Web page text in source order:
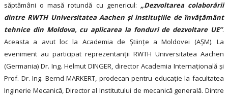
săptămâni o masă rotundă cu genericul: „Dezvoltarea colaborării
dintre RWTH Universitatea Aachen și instituțiile de învățământ
tehnice din Moldova, cu aplicarea la fonduri de dezvoltare UE”.
Aceasta a avut loc la Academia de Științe a Moldovei (AȘM). La
eveniment au participat reprezentanții RWTH Universitatea Aachen
(Germania) Dr. Ing. Helmut DINGER, director Academia Internațională și
Prof. Dr. Ing. Bernd MARKERT, prodecan pentru educație la facultatea
Inginerie Mecanică, Director al Institutului de mecanică generală. Dintre